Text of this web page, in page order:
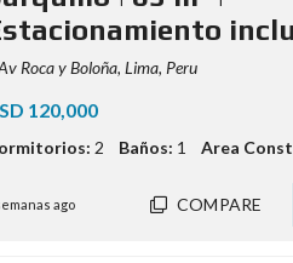
Roca y Boloña, Lima, Peru
120,000
2 Baños: 1 Area
ago COMPARE